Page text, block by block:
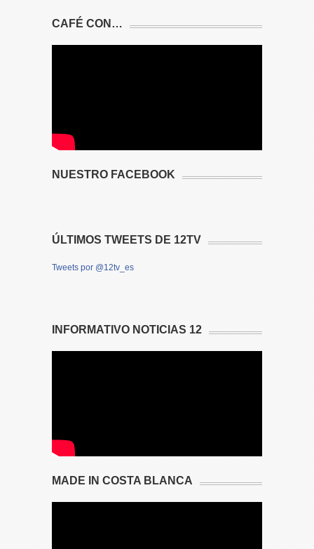
CAFÉ CON…
NUESTRO FACEBOOK
ÚLTIMOS TWEETS DE 12TV
Tweets por @12tv_es
INFORMATIVO NOTICIAS 12
MADE IN COSTA BLANCA